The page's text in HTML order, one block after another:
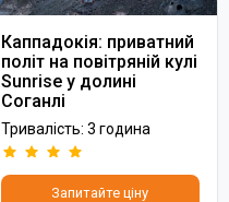
Каппадокія: приватний
політ на повітряній кулі
Sunrise у долині
Соганлі
Тривалість: 3 година
Запитайте ціну